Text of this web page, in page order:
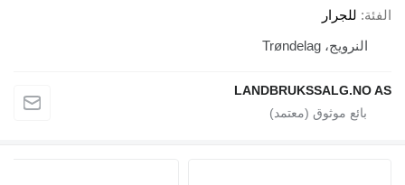
الفئة للجرار
النرويج، Trøndelag
LANDBRUKSSALG.NO AS